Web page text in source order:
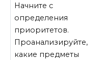
Начните с
определения
приоритетов.
Проанализируйте,
какие предметы